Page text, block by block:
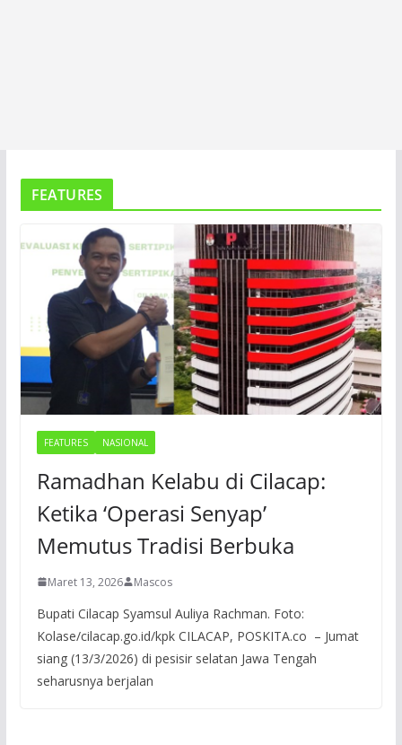
FEATURES
FEATURES NASIONAL
Ramadhan Kelabu di Cilacap:
Ketika ‘Operasi Senyap’
Memutus Tradisi Berbuka
Maret 13, 2026 Mascos
Bupati Cilacap Syamsul Auliya Rachman. Foto:
Kolase/cilacap.go.id/kpk CILACAP, POSKITA.co – Jumat
siang (13/3/2026) di pesisir selatan Jawa Tengah
seharusnya berjalan